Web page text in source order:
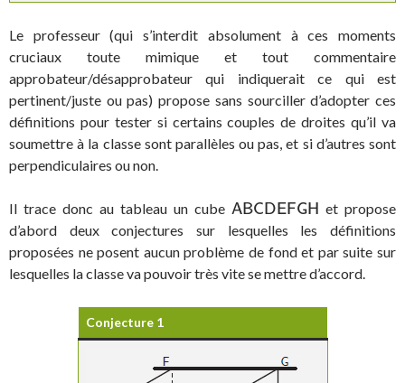
Le professeur (qui s’interdit absolument à ces moments
cruciaux toute mimique et tout commentaire
approbateur/désapprobateur qui indiquerait ce qui est
pertinent/juste ou pas) propose sans sourciller d’adopter ces
définitions pour tester si certains couples de droites qu’il va
soumettre à la classe sont parallèles ou pas, et si d’autres sont
perpendiculaires ou non.
Il trace donc au tableau un cube ABCDEFGH
ABCDEFGH
et propose
d’abord deux conjectures sur lesquelles les définitions
proposées ne posent aucun problème de fond et par suite sur
lesquelles la classe va pouvoir très vite se mettre d’accord.
Conjecture 1